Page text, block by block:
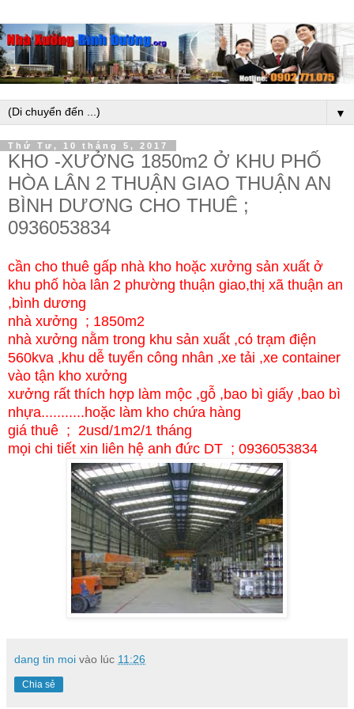
▼
Thứ Tư, 10 tháng 5, 2017
KHO -XƯỞNG 1850m2 Ở KHU PHỐ
HÒA LÂN 2 THUẬN GIAO THUẬN AN
BÌNH DƯƠNG CHO THUÊ ;
0936053834
cần cho thuê gấp nhà kho hoặc xưởng sản xuất ở
khu phố hòa lân 2 phường thuận giao,thị xã thuận an
,bình dương
nhà xưởng ; 1850m2
nhà xưởng nằm trong khu sản xuất ,có trạm điện
560kva ,khu dễ tuyển công nhân ,xe tải ,xe container
vào tận kho xưởng
xưởng rất thích hợp làm mộc ,gỗ ,bao bì giấy ,bao bì
nhựa...........hoặc làm kho chứa hàng
giá thuê ; 2usd/1m2/1 tháng
mọi chi tiết xin liên hệ anh đức DT ; 0936053834
dang tin moi vào lúc 11:26
Chia sẻ